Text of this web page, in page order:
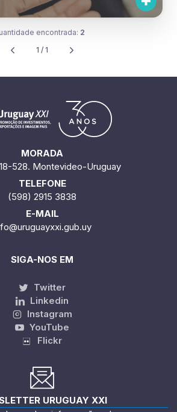
encontrada: 2
1 / 1
MORADA
528. Montevideo-Uruguay
TELEFONE
(598) 2915 3838
E-MAIL
SIGA-NOS EM
Twitter
Linkedin
Instagram
YouTube
Flickr
URUGUAY XXI